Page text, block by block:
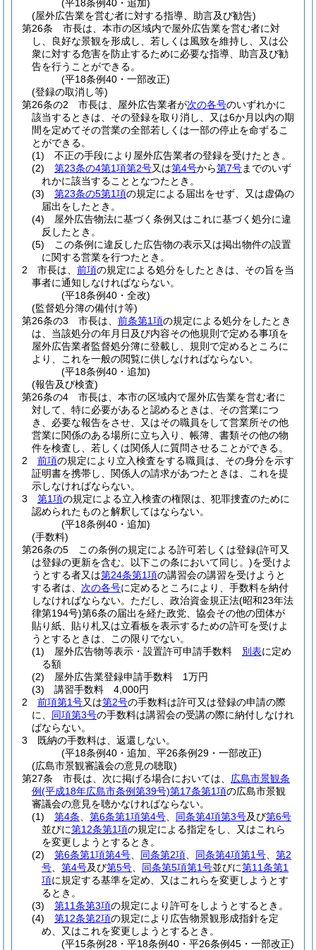
(平18条例40・追加)
(屋外広告業を営む者に対する指導、助言及び勧告)
第26条
市長は、本市の区域内で屋外広告業を営む者に対
し、良好な景観を形成し、若しくは風致を維持し、又は公
衆に対する危害を防止するために必要な指導、助言及び勧
告を行うことができる。
(平18条例40・一部改正)
(登録の取消し等)
第26条の2
市長は、屋外広告業者が次の各号のいずれかに
該当するときは、その登録を取り消し、又は6か月以内の期
間を定めてその営業の全部若しくは一部の停止を命ずるこ
とができる。
(1)
不正の手段により屋外広告業者の登録を受けたとき。
(2)
第23条の4第1項第2号又は第4号から第7号までのいず
れかに該当することとなつたとき。
(3)
第23条の5第1項の規定による届出をせず、又は虚偽の
届出をしたとき。
(4)
屋外広告物法に基づく条例又はこれに基づく処分に違
反したとき。
(5)
この条例に違反した広告物の表示又は掲出物件の設置
に関する営業を行つたとき。
2
市長は、 前項の規定による処分をしたときは、その旨を当
事者に通知しなければならない。
(平18条例40・全改)
(監督処分簿の備付け等)
第26条の3
市長は、 前条第1項の規定による処分をしたとき
は、当該処分の年月日及び内容その他規則で定める事項を
屋外広告業者監督処分簿に登載し、規則で定めるところに
より、これを一般の閲覧に供しなければならない。
(平18条例40・追加)
(報告及び検査)
第26条の4
市長は、本市の区域内で屋外広告業を営む者に
対して、特に必要があると認めるときは、その営業につ
き、必要な報告をさせ、又はその職員をして営業所その他
営業に関係のある場所に立ち入り、帳簿、書類その他の物
件を検査し、若しくは関係人に質問させることができる。
2
前項の規定により立入検査をする職員は、その身分を示す
証明書を携帯し、関係人の請求があつたときは、これを提
示しなければならない。
3
第1項の規定による立入検査の権限は、犯罪捜査のために
認められたものと解釈してはならない。
(平18条例40・追加)
(手数料)
第26条の5
この条例の規定による許可若しくは登録(許可又
は登録の更新を含む。以下この条において同じ。)を受けよ
うとする者又は第24条第1項の講習会の講習を受けようと
する者は、 次の各号に定めるところにより、手数料を納付
しなければならない。 ただし、政治資金規正法(昭和23年法
律第194号)第6条の届出を経た政党、協会その他の団体が
貼り紙、貼り札又は立看板を表示するための許可を受けよ
うとするときは、この限りでない。
(1)
屋外広告物等表示・設置許可申請手数料 別表に定め
る額
(2)
屋外広告業登録申請手数料 1万円
(3)
講習手数料 4,000円
2
前項第1号又は第2号の手数料は許可又は登録の申請の際
に、 同項第3号の手数料は講習会の受講の際に納付しなけれ
ばならない。
3
既納の手数料は、返還しない。
(平18条例40・追加、平26条例29・一部改正)
(広島市景観審議会の意見の聴取)
第27条
市長は、次に掲げる場合においては、 広島市景観条
例(平成18年広島市条例第39号)第17条第1項の広島市景観
審議会の意見を聴かなければならない。
(1)
第4条 第6条第1項第4号 同条第4項第3号及び第6号
並びに第12条第1項の規定による指定をし、又はこれら
を変更しようとするとき。
(2)
第6条第1項第4号 同条第2項 同条第4項第1号
第2
号
第4号及び第5号 同条第5項第1号並びに第11条第1
項に規定する基準を定め、又はこれらを変更しようとす
るとき。
(3)
第11条第3項の規定により許可をしようとするとき。
(4)
第12条第2項の規定により広告物景観形成指針を定
め、又はこれを変更しようとするとき。
(平15条例28・平18条例40・平26条例45・一部改正)